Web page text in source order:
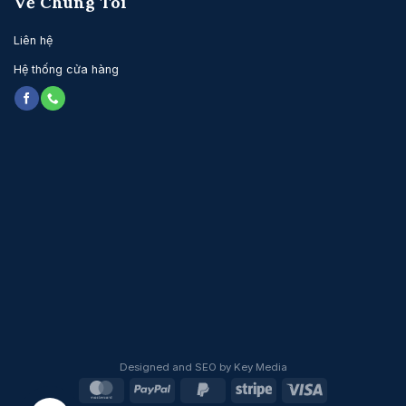
Cấu tạo của nệm lò xo King Koil
Liên hệ
Hệ thống cửa hàng
Designed and SEO by Key Media